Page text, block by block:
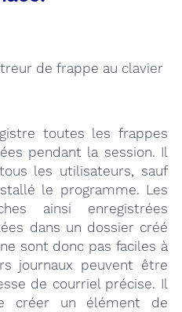
de frappe au clavier
toutes les frappes
pendant la session. Il
les utilisateurs, sauf
le programme. Les
ainsi enregistrées
dans un dossier créé
sont donc pas faciles à
journaux peuvent être
de courriel précise. Il
créer un élément de